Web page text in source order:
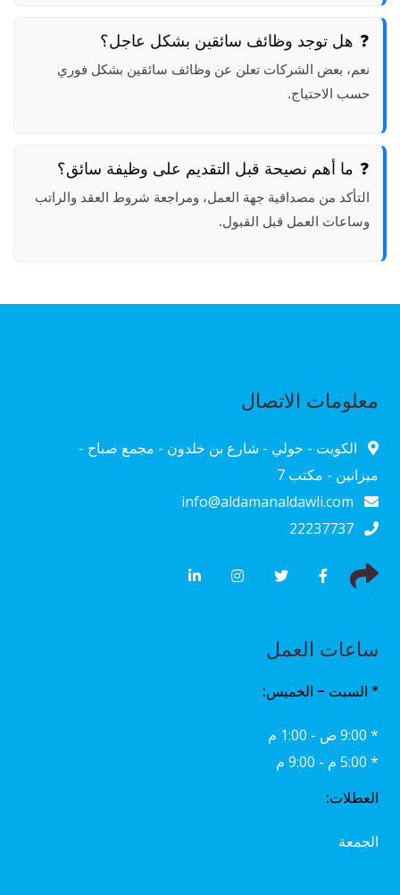
هل توجد وظائف سائقين بشكل عاجل؟
نعم، بعض الشركات تعلن عن وظائف سائقين بشكل فوري
حسب الاحتياج.
ما أهم نصيحة قبل التقديم على وظيفة سائق؟
التأكد من مصداقية جهة العمل، ومراجعة شروط العقد والراتب
وساعات العمل قبل القبول.
معلومات الاتصال
الكويت - حولي - شارع بن خلدون - مجمع صباح -
ميزانين - مكتب 7
ساعات العمل
* السبت - الخميس:
* 9:00 ص - 1:00 م
* 5:00 م - 9:00 م
العطلات:
الجمعة